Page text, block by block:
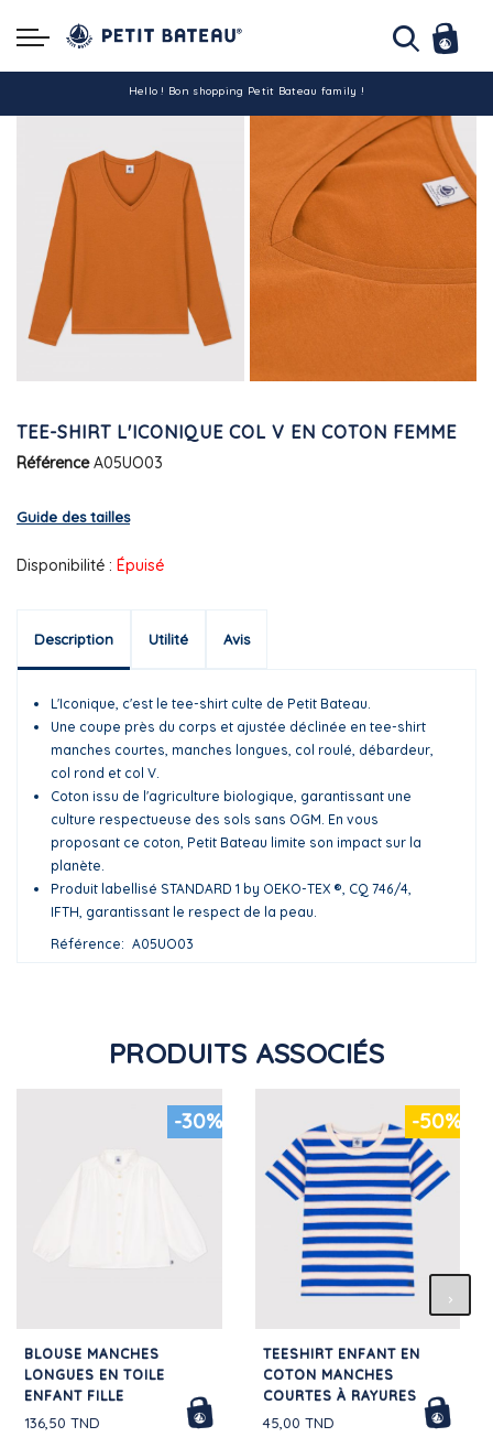
Hello ! Bon shopping Petit Bateau family !
La livraison est assurée partout en Tunisie !
-10% pour tout paiement par carte bancaire (hors promo)
TEE-SHIRT L'ICONIQUE COL V EN COTON FEMME
Référence A05UO03
Guide des tailles
Disponibilité : Épuisé
Description Utilité Avis
L'Iconique, c'est le tee-shirt culte de Petit Bateau.
Une coupe près du corps et ajustée déclinée en tee-shirt
manches courtes, manches longues, col roulé, débardeur,
col rond et col V.
Coton issu de l'agriculture biologique, garantissant une
culture respectueuse des sols sans OGM. En vous
proposant ce coton, Petit Bateau limite son impact sur la
planète.
Produit labellisé STANDARD 1 by OEKO-TEX ®, CQ 746/4,
IFTH, garantissant le respect de la peau.
Référence
A05UO03
PRODUITS ASSOCIÉS
-30%
BLOUSE MANCHES
LONGUES EN TOILE
ENFANT FILLE
136,50 TND
-50%
TEESHIRT ENFANT EN
COTON MANCHES
COURTES À RAYURES
45,00 TND